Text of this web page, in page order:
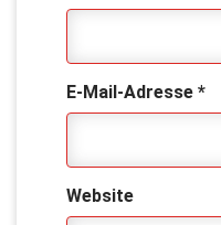
E-Mail-Adresse *
Website